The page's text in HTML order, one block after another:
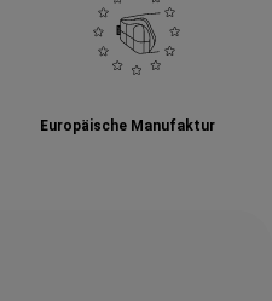
Europäische Manufaktur